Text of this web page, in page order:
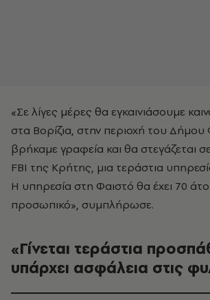
«Σε λίγες μέρες θα εγκαινιάσουμε
στα Βορίζια, στην περιοχή του
βρήκαμε γραφεία και θα στεγάζεται
FBI της Κρήτης, μια τεράστια
Η υπηρεσία στη Φαιστό θα έχει 70
προσωπικό», συμπλήρωσε.
«Γίνεται τεράστια
υπάρχει ασφάλεια στις